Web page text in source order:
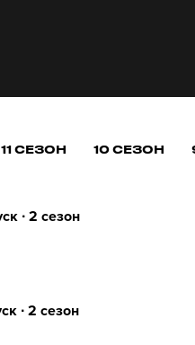
11 СЕЗОН 10 СЕЗОН
∙ 2 сезон
∙ 2 сезон